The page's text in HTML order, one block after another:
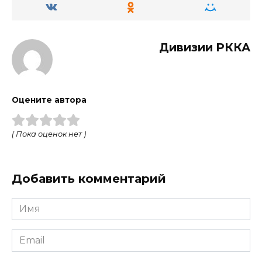
Дивизии РККА
Оцените автора
( Пока оценок нет )
Добавить комментарий
Имя
Email